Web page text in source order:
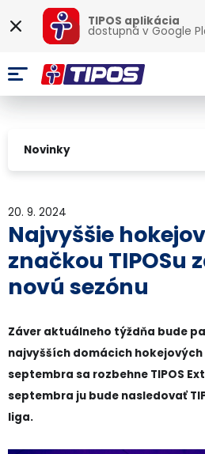
TIPOS aplikácia
dostupná vGoogle
Novinky
20. 9. 2024
Najvyššie
značkou TIPOSu
novú sezónu
Záver aktuálneho týždňa bude
najvyšších domácich hokejových
septembra sa rozbehne TIPOS
septembra ju bude nasledovať
liga.